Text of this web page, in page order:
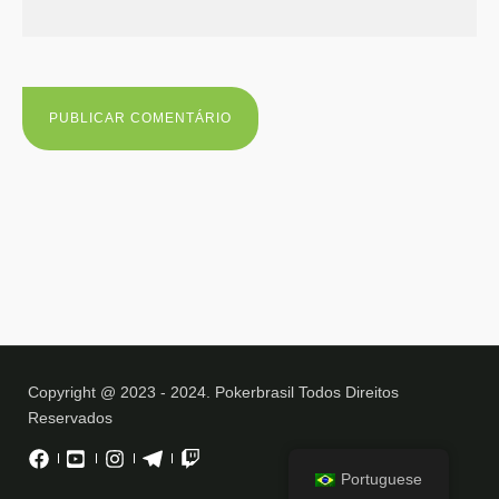
Copyright @ 2023 - 2024. Pokerbrasil Todos Direitos
Reservados
Portuguese